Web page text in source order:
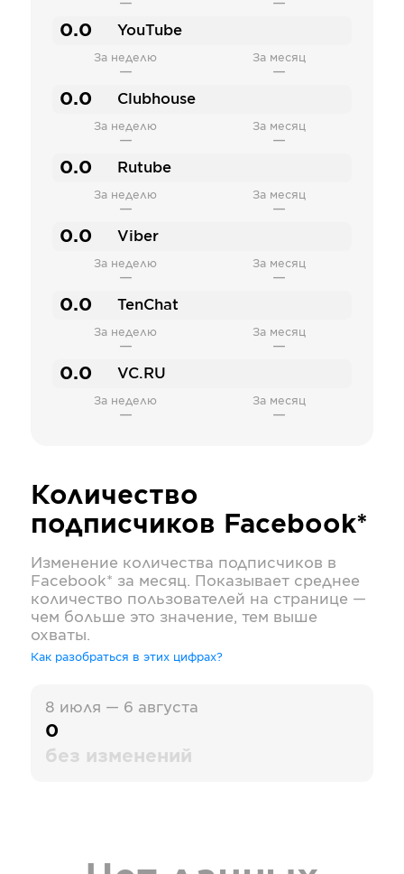
— —
0.0 YouTube
За неделю
—
За месяц
—
0.0 Clubhouse
За неделю
—
За месяц
—
0.0 Rutube
За неделю
—
За месяц
—
0.0 Viber
За неделю
—
За месяц
—
0.0 TenChat
За неделю
—
За месяц
—
0.0 VC.RU
За неделю
—
За месяц
—
Количество
подписчиков Facebook*
Изменение количества подписчиков в
Facebook* за месяц. Показывает среднее
количество пользователей на странице —
чем больше это значение, тем выше
охваты.
Как разобраться в этих цифрах?
8 июля — 6 августа
0
без изменений